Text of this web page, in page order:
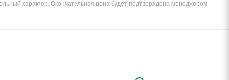
характер. Окончательная цена будет подтверждена менеджером